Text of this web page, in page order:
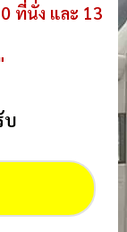
ที่นั่ง และ 13
บ